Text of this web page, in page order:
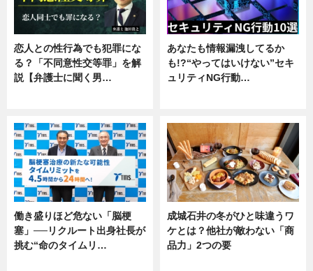
恋人との性行為でも犯罪にな
る？「不同意性交等罪」を解
説【弁護士に聞く男…
あなたも情報漏洩してるか
も!?“やってはいけない”セキ
ュリティNG行動…
働き盛りほど危ない「脳梗
塞」──リクルート出身社長が
挑む“命のタイムリ…
成城石井の冬がひと味違うワ
ケとは？他社が敵わない「商
品力」2つの要